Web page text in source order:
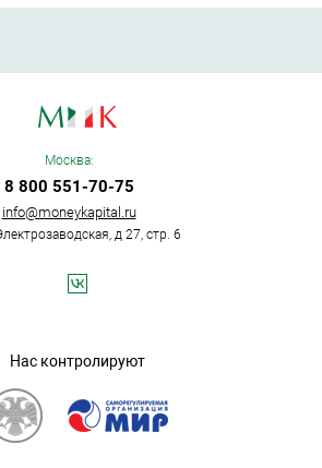
Москва:
8 800 551-70-75
info@moneykapital.ru
д 27, стр. 6
Нас контролируют